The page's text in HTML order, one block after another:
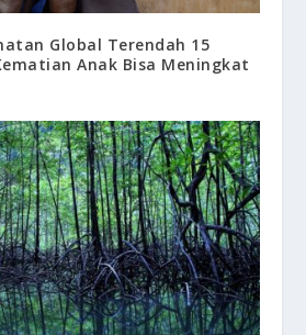
Global Terendah 15
Anak Bisa Meningkat